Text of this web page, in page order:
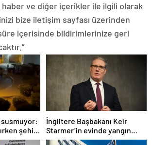
haber ve diğer içerikler ile ilgili olarak
bize iletişim sayfası üzerinden
içerisinde bildirimlerinize geri
susmuyor:
şehir
İngiltere Başbakanı Keir
Starmer’in evinde yangın
çıktı